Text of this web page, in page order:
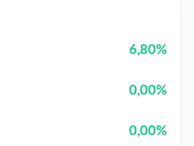
6,80%
0,00%
0,00%